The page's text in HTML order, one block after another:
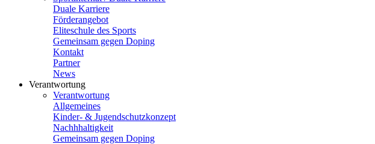
Duale Karriere
Förderangebot
Eliteschule des Sports
Gemeinsam gegen Doping
Kontakt
Partner
News
Verantwortung
Verantwortung
Allgemeines
Kinder- & Jugendschutzkonzept
Nachhhaltigkeit
Gemeinsam gegen Doping